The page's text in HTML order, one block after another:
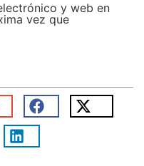
y web en
vez que